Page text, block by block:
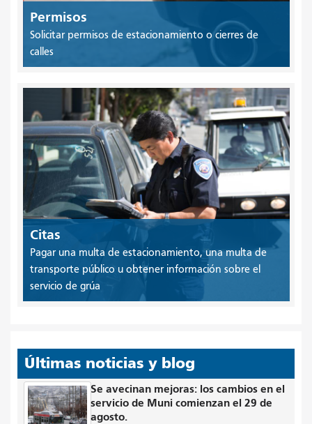
Permisos
Solicitar permisos de estacionamiento o cierres de
calles
Citas
Pagar una multa de estacionamiento, una multa de
transporte público u obtener información sobre el
servicio de grúa
Últimas noticias y blog
Se avecinan mejoras: los cambios en el
servicio de Muni comienzan el 29 de
agosto.